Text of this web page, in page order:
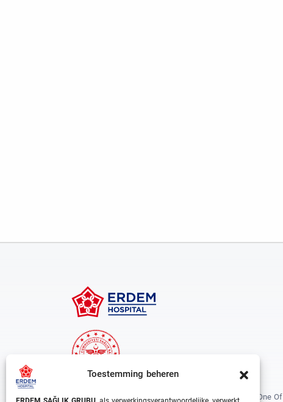
Toestemming beheren
Erdem Healthcare Group Established In 1988, And Is One Of